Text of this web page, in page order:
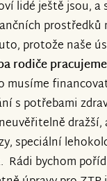
lidé ještě jsou, a
prostředků
protože naše
rodiče pracujeme
musíme
s potřebami
speciální
Rádi bychom